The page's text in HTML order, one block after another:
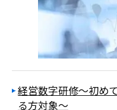
経営数字研修～初め
る方対象～